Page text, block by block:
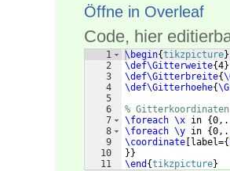
Öffne in Overleaf
Code, hier
1
2
3
4
5
6
7
8
9
10
11
\begin{tikzpicture}
\def\Gitterweite{4}
\def\Gitterbreite{
\def\Gitterhoehe{
% Gitterkoordinaten
\foreach \x in {
\foreach \y in {
\coordinate
label={
}}
\end {tikzpicture}